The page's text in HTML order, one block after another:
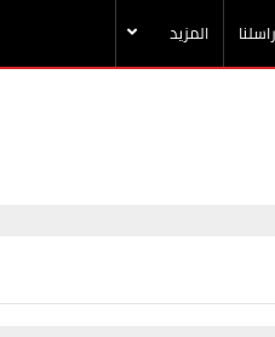
راسلنا المزيد